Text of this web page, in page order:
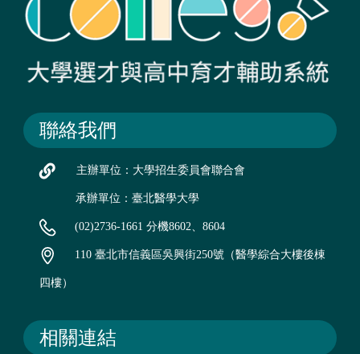
聯絡我們
主辦單位：大學招生委員會聯合會
承辦單位：臺北醫學大學
(02)2736-1661 分機8602、8604
110 臺北市信義區吳興街250號（醫學綜合大樓後棟
四樓）
相關連結